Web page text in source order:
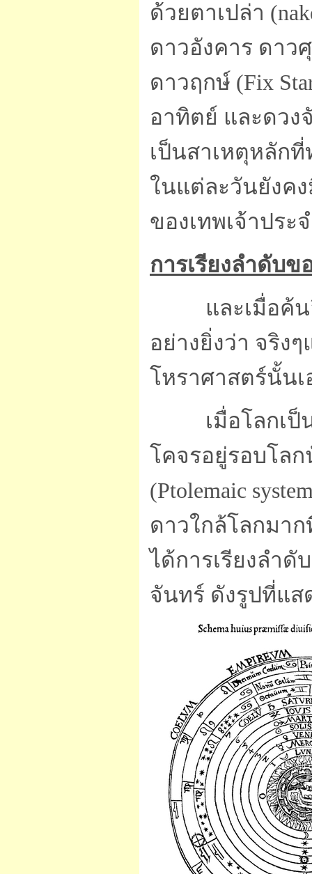
ด้วยตาเปล่า
ดาวอังคาร ดาว
ดาวฤกษ์ (Fix
อาทิตย์ และดวง
เป็นสาเหตุหลัก
ในแต่ละวันยังค
ของเทพเจ้าประ
การเรียงลำดับ
และเมื่อค้นลึก
อย่างยิ่งว่า จริง
โหราศาสตร์นั้นเ
เมื่อโลกเป็นสู
โคจรอยู่รอบโล
(Ptolemaic
ดาวใกล้โลกมา
ได้การเรียงลำดั
จันทร์ ดังรูปที่แส